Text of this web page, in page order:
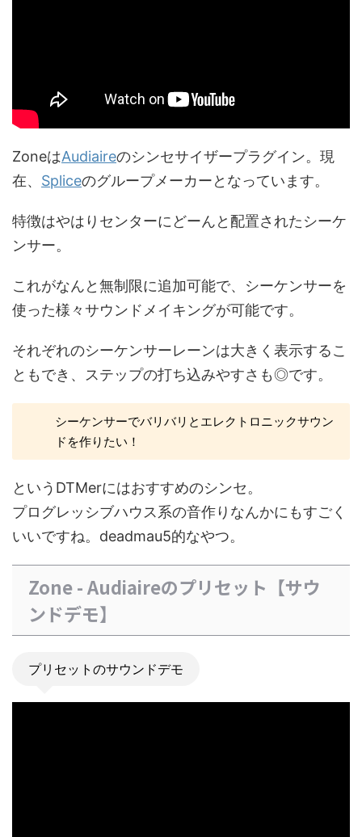
ZoneはAudiaireのシンセサイザープラグイン。現
在、 Spliceのグループメーカーとなっています。
特徴はやはりセンターにどーんと配置されたシーケ
ンサー。
これがなんと無制限に追加可能で、シーケンサーを
使った様々サウンドメイキングが可能です。
それぞれのシーケンサーレーンは大きく表示するこ
ともでき、ステップの打ち込みやすさも◎です。
シーケンサーでバリバリとエレクトロニックサウン
ドを作りたい！
というDTMerにはおすすめのシンセ。
プログレッシブハウス系の音作りなんかにもすごく
いいですね。deadmau5的なやつ。
Zone - Audiaireのプリセット【サウ
ンドデモ】
プリセットのサウンドデモ